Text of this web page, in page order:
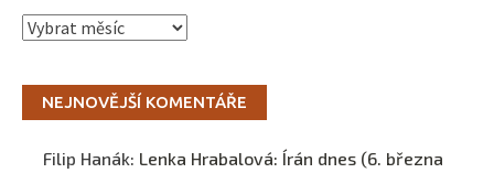
Archivy
NEJNOVĚJŠÍ KOMENTÁŘE
Filip Hanák: Lenka Hrabalová: Írán dnes (6. března